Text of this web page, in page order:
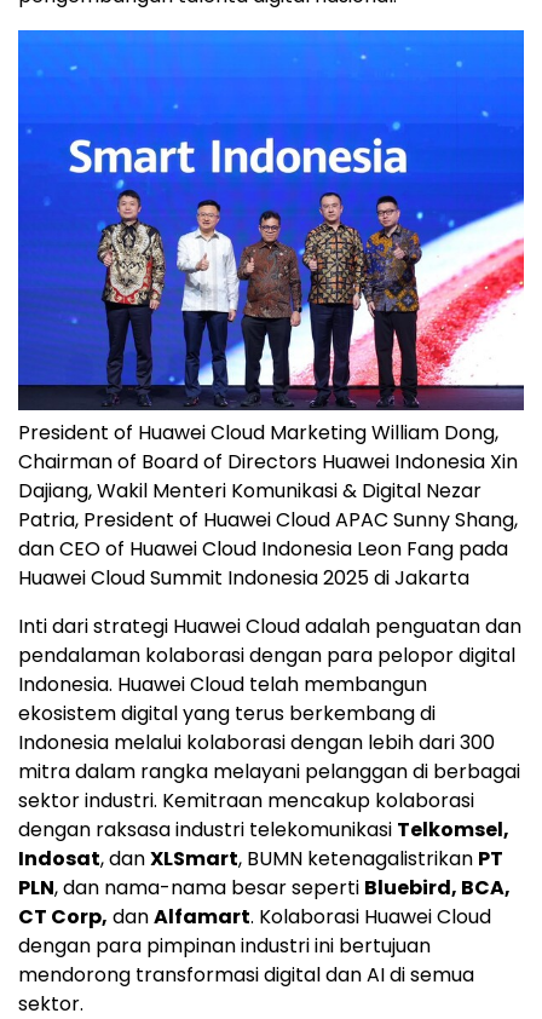
President of Huawei Cloud Marketing William Dong,
Chairman of Board of Directors Huawei Indonesia Xin
Dajiang, Wakil Menteri Komunikasi & Digital Nezar
Patria, President of Huawei Cloud APAC Sunny Shang,
dan CEO of Huawei Cloud Indonesia Leon Fang pada
Huawei Cloud Summit Indonesia 2025 di Jakarta
Inti dari strategi Huawei Cloudadalah penguatan dan
pendalaman kolaborasi dengan para pelopor digital
Indonesia. Huawei Cloud telah membangun
ekosistem digital yang terus berkembang di
Indonesia melalui kolaborasi dengan lebih dari 300
mitra dalam rangka melayani pelanggan di berbagai
sektor industri. Kemitraan mencakup kolaborasi
dengan raksasa industri telekomunikasi Telkomsel,
Indosat, danXLSmart, BUMN ketenagalistrikan PT
PLN, dan nama-nama besar seperti Bluebird, BCA,
CT Corp, danAlfamart. Kolaborasi Huawei Cloud
dengan para pimpinan industri ini bertujuan
mendorong transformasi digital danAI disemua
sektor.